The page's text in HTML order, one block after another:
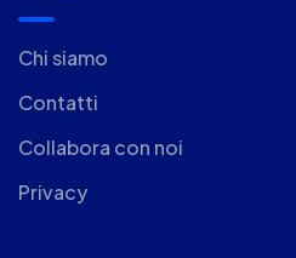
Chi siamo
Contatti
Collabora con noi
Privacy